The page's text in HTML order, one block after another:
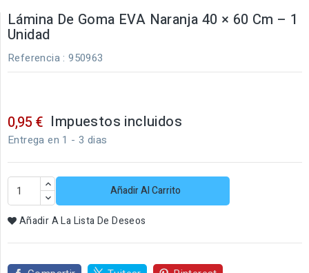
Lámina De Goma EVA Naranja 40 × 60 Cm – 1
Unidad
Referencia : 950963
0,95 € Impuestos incluidos
Entrega en 1 - 3 dias
Añadir Al Carrito
Añadir A La Lista De Deseos